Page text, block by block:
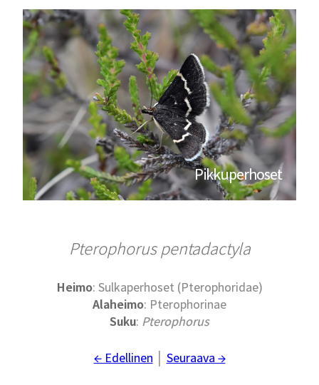
Pikkuperhoset
Pterophorus pentadactyla
Heimo: Sulkaperhoset (Pterophoridae)
Alaheimo: Pterophorinae
Suku: Pterophorus
← Edellinen Seuraava →